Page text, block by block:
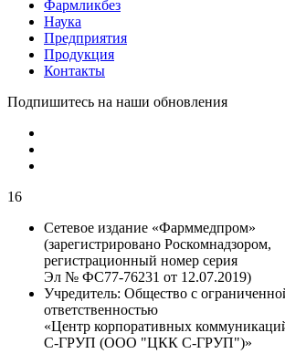
Фармликбез
Наука
Предприятия
Продукция
Контакты
Подпишитесь на наши обновления
16
Сетевое издание «Фарммедпром»
(зарегистрировано Роскомнадзором,
регистрационный номер серия
Эл № ФС77-76231 от 12.07.2019)
Учредитель: Общество с
ответственностью
«Центр корпоративных
С-ГРУП (ООО "ЦКК С-ГРУП")»